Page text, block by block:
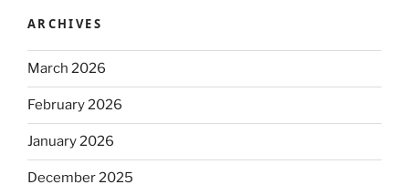
ARCHIVES
March 2026
February 2026
January 2026
December 2025